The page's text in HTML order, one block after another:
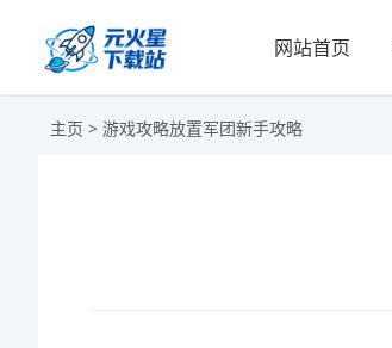
网站首页
主页 > 游戏攻略放置军团新手攻略